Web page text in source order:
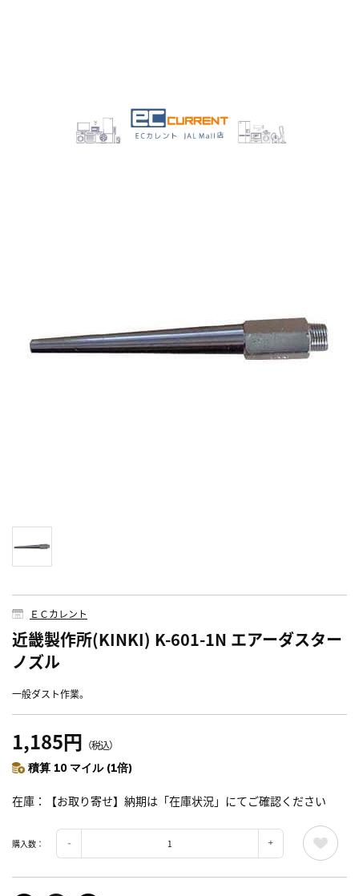
ＥＣカレント
近畿製作所(KINKI) K-601-1N エアーダスター
ノズル
一般ダスト作業。
1,185円 （税込）
積算 10 マイル (1倍)
在庫 【お取り寄せ】納期は「在庫状況」にてご確認ください
購入数：